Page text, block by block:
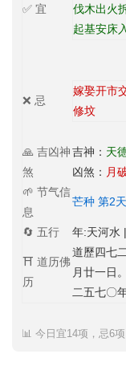
✅ 宜
伐木出火
起基安床
❌ 忌
嫁娶开市
修坟
🙏 吉凶神
煞
吉神： 天
凶煞： 月
🌱 节气信
息
芒种 第2
🔄 五行 年:天河水
⛩️ 道历佛
历
道歷四七
月廿一日。
二五七〇
📊 今日宜14项，忌6